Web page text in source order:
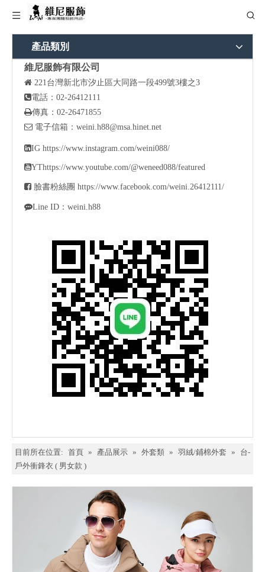
產品類別
維尼服飾有限公司
 221台灣新北市汐止區大同路一段499號3樓之3
電話：02-26412111
傳真：02-26471855
 電子信箱： weini.h88@msa.hinet.net
IG https://www.instagram.com/weini088/
YThttps://www.youtube.com/@weneed088/featured
 臉書粉絲團 https://www.facebook.com/weini.26412111/
Line ID：weini.h88
目前所在位置: 首頁 » 產品展示 » 外套類 » 羽絨/鋪棉外套 »
台-
戶外衝鋒衣 ( 男女款 )